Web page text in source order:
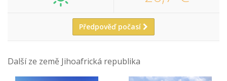
Předpověď počasí
Další ze země Jihoafrická republika